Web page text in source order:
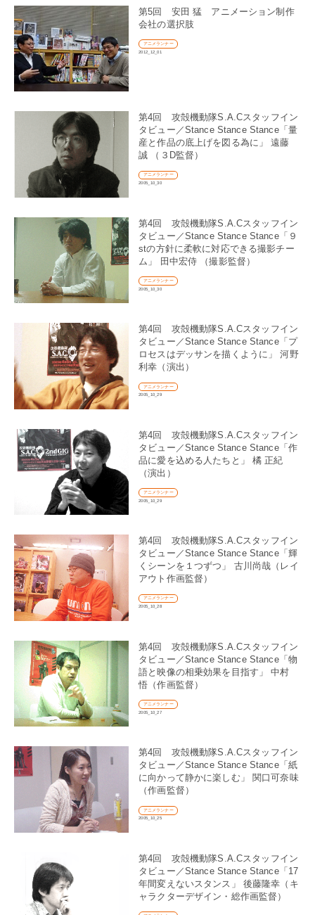
第5回 安田 猛 アニメーション制作
会社の選択肢
アニメランナー
2012_12_01
第4回 攻殻機動隊S.A.Cスタッフイン
タビュー／Stance Stance Stance「量
産と作品の底上げを図る為に」 遠藤
誠 （３D監督）
アニメランナー
2005_10_30
第4回 攻殻機動隊S.A.Cスタッフイン
タビュー／Stance Stance Stance「９
stの方針に柔軟に対応できる撮影チー
ム」 田中宏侍 （撮影監督）
アニメランナー
2005_10_30
第4回 攻殻機動隊S.A.Cスタッフイン
タビュー／Stance Stance Stance「プ
ロセスはデッサンを描くように」 河野
利幸（演出）
アニメランナー
2005_10_29
第4回 攻殻機動隊S.A.Cスタッフイン
タビュー／Stance Stance Stance「作
品に愛を込める人たちと」 橘 正紀
（演出）
アニメランナー
2005_10_29
第4回 攻殻機動隊S.A.Cスタッフイン
タビュー／Stance Stance Stance「輝
くシーンを１つずつ」 古川尚哉（レイ
アウト作画監督）
アニメランナー
2005_10_28
第4回 攻殻機動隊S.A.Cスタッフイン
タビュー／Stance Stance Stance「物
語と映像の相乗効果を目指す」 中村
悟（作画監督）
アニメランナー
2005_10_27
第4回 攻殻機動隊S.A.Cスタッフイン
タビュー／Stance Stance Stance「紙
に向かって静かに楽しむ」 関口可奈味
（作画監督）
アニメランナー
2005_10_25
第4回 攻殻機動隊S.A.Cスタッフイン
タビュー／Stance Stance Stance「17
年間変えないスタンス」 後藤隆幸（キ
ャラクターデザイン・総作画監督）